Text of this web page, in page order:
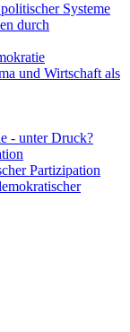
Systeme
durch
und Wirtschaft als
- unter Druck?
Partizipation